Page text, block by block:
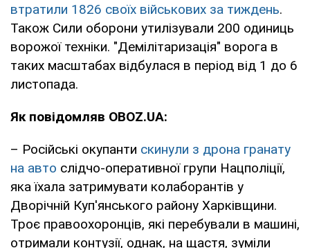
втратили 1826 своїх військових за тиждень.
Також Сили оборони утилізували 200 одиниць
ворожої техніки. "Демілітаризація" ворога в
таких масштабах відбулася в період від 1 до 6
листопада.
Як повідомляв OBOZ.UA:
– Російські окупанти скинули з дрона гранату
на авто слідчо-оперативної групи Нацполіції,
яка їхала затримувати колаборантів у
Дворічній Куп'янського району Харківщини.
Троє правоохоронців, які перебували в машині,
отримали контузії, однак, на щастя, зуміли